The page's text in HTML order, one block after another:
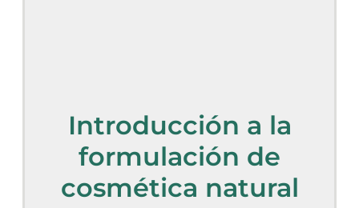
Introducción a la
formulación de
cosmética natural